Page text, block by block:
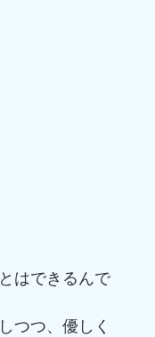
はできるんで
つつ、優しく